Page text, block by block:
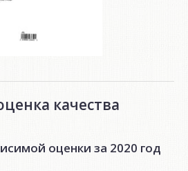
качества
оценки за 2020 год